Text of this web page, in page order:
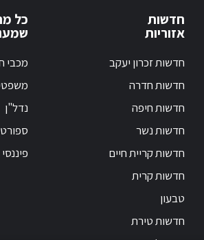
חדשות
אזוריות
חדשות זכרון יעקב
חדשות חדרה
חדשות חיפה
חדשות נשר
חדשות קריית חיים
חדשות קרית
טבעון
חדשות טירת
כל
מכבי
נדל"ן
ספורט
פיננסי